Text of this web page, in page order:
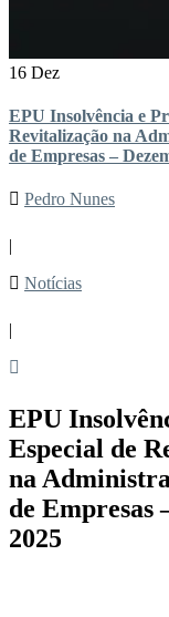
16 Dez
EPU Insolvência e
Revitalização na
de Empresas –
Pedro Nunes
|
Notícias
|
EPU
Especial de
na
de Empresas
2025